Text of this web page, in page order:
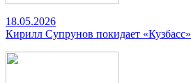
18.05.2026
Кирилл Супрунов покидает «Кузбасс»